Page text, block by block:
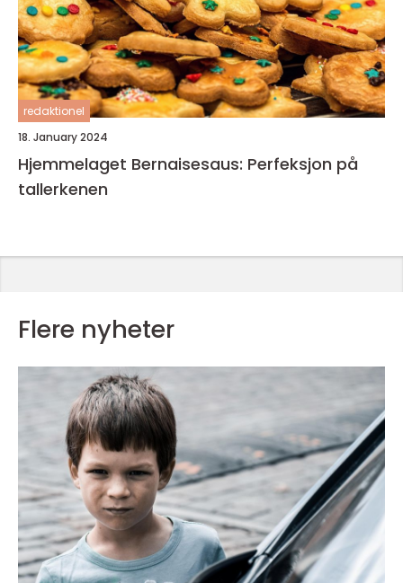
redaktionel
18. January 2024
Hjemmelaget Bernaisesaus: Perfeksjon på
tallerkenen
Flere nyheter